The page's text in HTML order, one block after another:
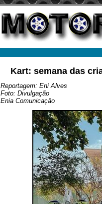
Kart: semana das
Reportagem: Eni Alves
Foto: Divulgação
Enia Comunicação